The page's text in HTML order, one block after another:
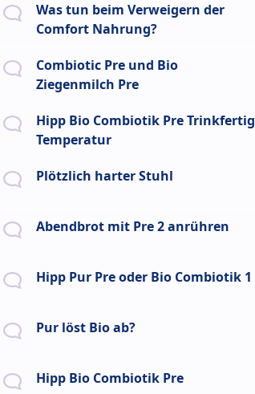
Was tun beim Verweigern der
Comfort Nahrung?
Combiotic Pre und Bio
Ziegenmilch Pre
Hipp Bio Combiotik Pre Trinkfertig
Temperatur
Plötzlich harter Stuhl
Abendbrot mit Pre 2 anrühren
Hipp Pur Pre oder Bio Combiotik 1
Pur löst Bio ab?
Hipp Bio Combiotik Pre